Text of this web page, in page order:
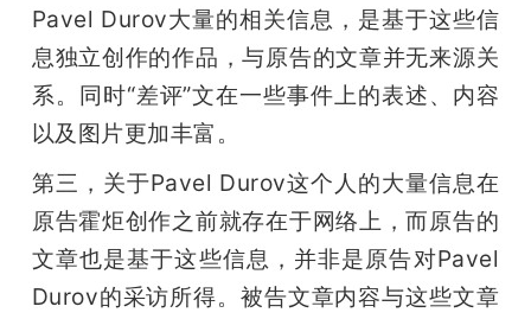
Pavel Durov大量的相关信息，是基于这些信
息独立创作的作品，与原告的文章并无来源关
系。同时“差评”文在一些事件上的表述、内容
以及图片更加丰富。
第三，关于Pavel Durov这个人的大量信息在
原告霍炬创作之前就存在于网络上，而原告的
文章也是基于这些信息，并非是原告对Pavel
Durov的采访所得。被告文章内容与这些文章